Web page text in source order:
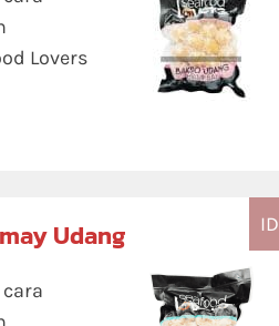
Lovers
ID
Udang